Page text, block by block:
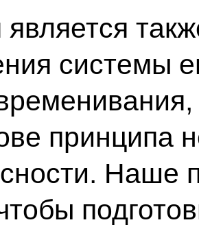
является
системы
принципа
Наше